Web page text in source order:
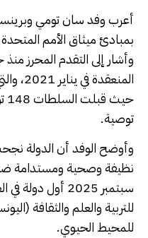
أعرب وفد سان تومي
بمبادئ ميثاق الأمم
وأشار إلى التقدم المحرز
توصية.
وأوضح الوفد أن الدولة
نظيفة وصحية ومستدامة
سبتمبر 2025
للتربية والعلم والثقافة
للمحيط الحيوي.